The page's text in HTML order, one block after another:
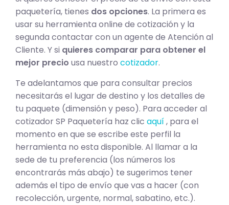
paquetería, tienes dos opciones. La primera es
usar su herramienta online de cotización y la
segunda contactar con un agente de Atención al
Cliente. Y si quieres comparar para obtener el
mejor precio usa nuestro cotizador.
Te adelantamos que para consultar precios
necesitarás el lugar de destino y los detalles de
tu paquete (dimensión y peso). Para acceder al
cotizador SP Paquetería haz clic aquí, para el
momento en que se escribe este perfil la
herramienta no esta disponible. Al llamar a la
sede de tu preferencia (los números los
encontrarás más abajo) te sugerimos tener
además el tipo de envío que vas a hacer (con
recolección, urgente, normal, sabatino, etc.).